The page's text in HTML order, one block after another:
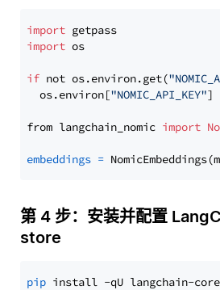
import
import os
if not os.environ.get(
  os.environ[
"NOMIC_API_KEY"]
from langchain_nomic import
embeddings =
第 4 步：安装并配置
store
pip